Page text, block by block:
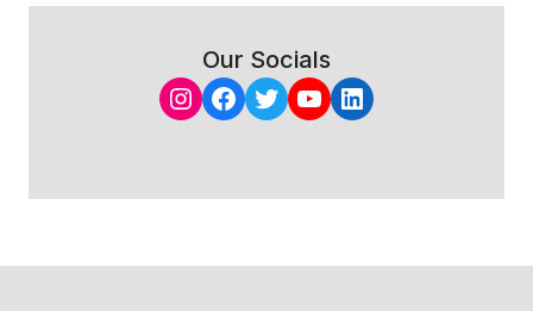
Our Socials
Instagram
Facebook
Twitter
YouTube
LinkedIn